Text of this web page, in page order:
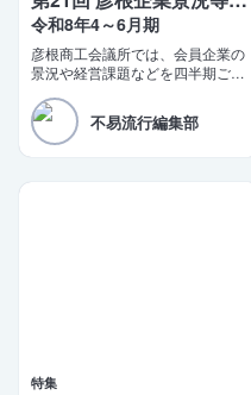
令和8年4～6月期
彦根商工会議所では、会員企業の
景況や経営課題などを四半期ごと
査」を実施しております。このほ
ど第21四半期（令和8年4〜6月
期）の調査結果がまとまりました
不易流行編集部
特集